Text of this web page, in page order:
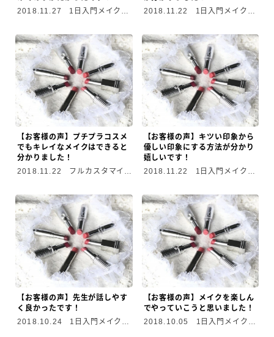
2018.11.27
1日入門メイクレ
2018.11.22
1日入門メイクレ
【お客様の声】プチプラコスメ
でもキレイなメイクはできると
分かりました！
2018.11.22
フルカスタマイズ
【お客様の声】キツい印象から
優しい印象にする方法が分かり
嬉しいです！
2018.11.22
1日入門メイクレ
【お客様の声】先生が話しやす
く良かったです！
2018.10.24
1日入門メイクレ
【お客様の声】メイクを楽しん
でやっていこうと思いました！
2018.10.05
1日入門メイクレ